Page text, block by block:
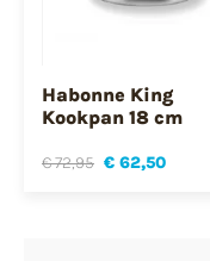
Habonne King
Kookpan 18 cm
€ 72,95 € 62,50